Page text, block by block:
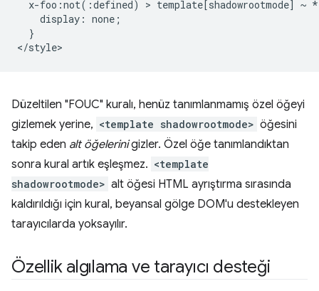
x-foo:not(:defined) > template[shadowrootmode] ~
    display: none;
  }
Düzeltilen "FOUC" kuralı, henüz tanımlanmamış özel öğeyi
gizlemek yerine, <template shadowrootmode> öğesini
takip eden alt öğelerinigizler. Özel öğe tanımlandıktan
sonra kural artık eşleşmez. <template
shadowrootmode> alt öğesi HTML ayrıştırma sırasında
kaldırıldığı için kural, beyansal gölge DOM'u destekleyen
tarayıcılarda yoksayılır.
Özellik algılama ve tarayıcı desteği